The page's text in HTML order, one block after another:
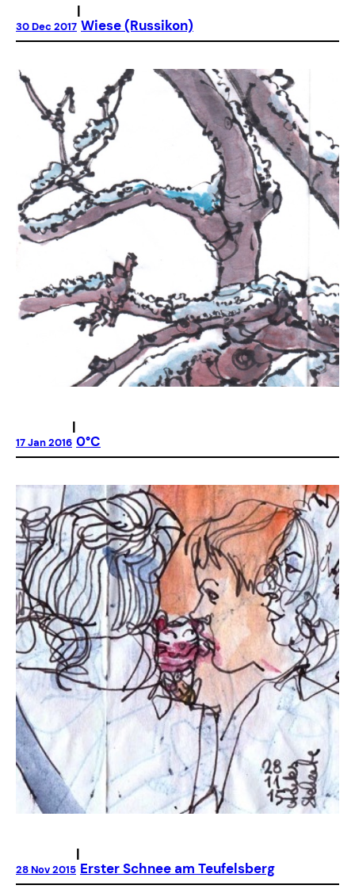
30 Dec 2017
|
Wiese (Russikon)
17 Jan 2016
|
0°C
28 Nov 2015
|
Erster Schnee am Teufelsberg